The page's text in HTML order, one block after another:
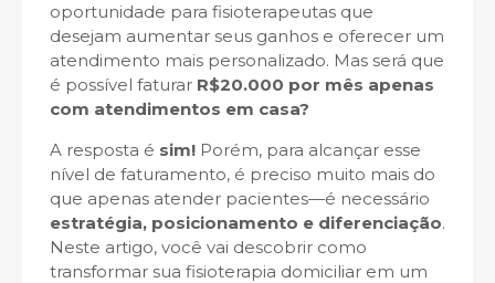
oportunidade para fisioterapeutas que
desejam aumentar seus ganhos e oferecer um
atendimento mais personalizado. Mas será que
é possível faturar R$20.000 por mês apenas
com atendimentos em casa?
A resposta é sim! Porém, para alcançar esse
nível de faturamento, é preciso muito mais do
que apenas atender pacientes—é necessário
estratégia, posicionamento e diferenciação.
Neste artigo, você vai descobrir como
transformar sua fisioterapia domiciliar em um